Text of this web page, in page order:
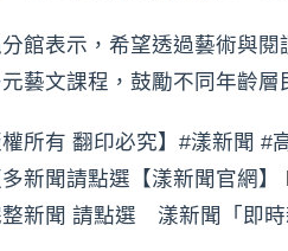
館表示，希望透過藝術與
藝文課程，鼓勵不同年齡
權所有 翻印必究】#漾新聞 #
新聞請點選【漾新聞官網】
整新聞 請點選 漾新聞「即